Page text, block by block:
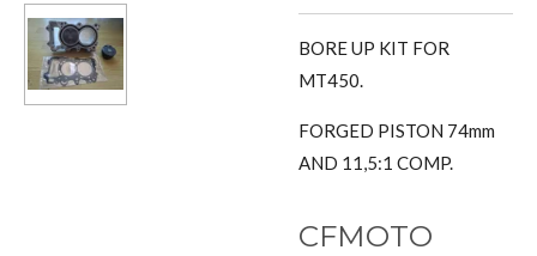
BORE UP KIT FOR
MT450.
FORGED PISTON 74mm
AND 11,5:1 COMP.
CFMOTO